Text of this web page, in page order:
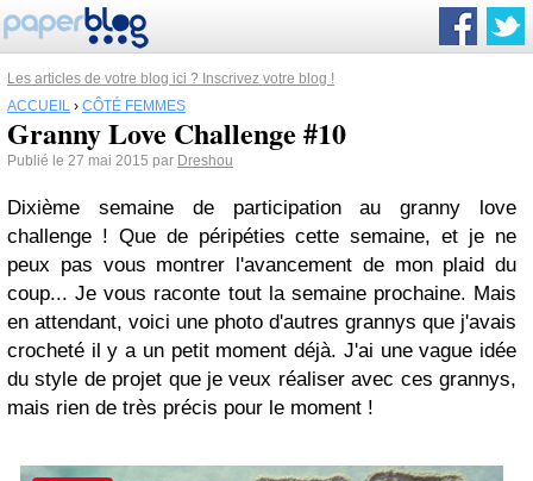
Les articles de votre blog ici ? Inscrivez votre blog !
ACCUEIL › CÔTÉ FEMMES
Granny Love Challenge #10
Publié le 27 mai 2015 par Dreshou
Dixième semaine de participation au granny love
challenge ! Que de péripéties cette semaine, et je ne
peux pas vous montrer l'avancement de mon plaid du
coup... Je vous raconte tout la semaine prochaine. Mais
en attendant, voici une photo d'autres grannys que j'avais
crocheté il y a un petit moment déjà. J'ai une vague idée
du style de projet que je veux réaliser avec ces grannys,
mais rien de très précis pour le moment !